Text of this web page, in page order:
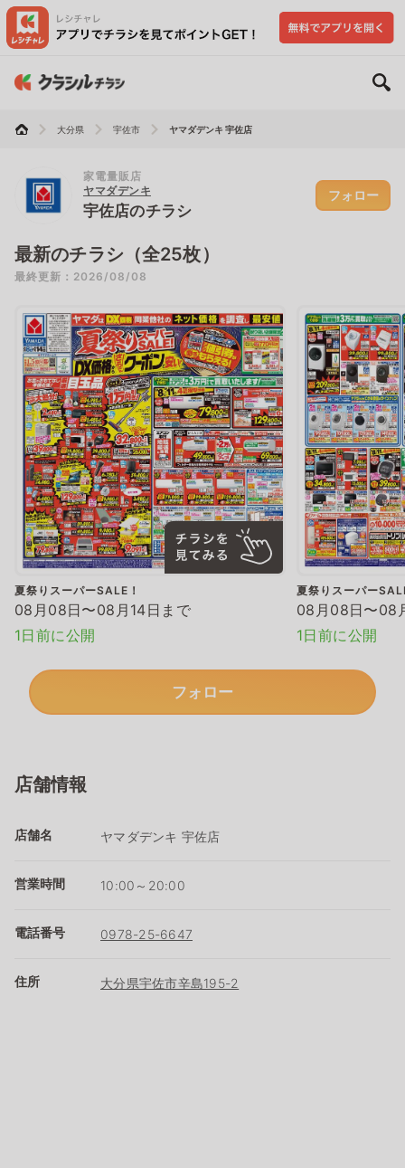
大分県 宇佐市 ヤマダデンキ 宇佐店
家電量販店
ヤマダデンキ
宇佐店のチラシ
フォロー
最新のチラシ（全25枚）
最終更新：2026/08/08
夏祭りスーパーSALE！
08月08日〜08月14日まで
1日前に公開
夏祭りスーパー
08月08日〜08
1日前に公開
フォロー
店舗情報
店舗名 ヤマダデンキ 宇佐店
営業時間 10:00～20:00
電話番号 0978-25-6647
住所 大分県宇佐市辛島195-2